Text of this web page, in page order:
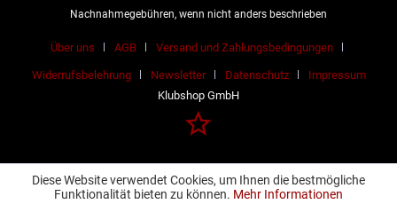
Nachnahmegebühren, wenn nicht anders beschrieben
Über uns AGB Versand und Zahlungsbedingungen
Widerrufsbelehrung Newsletter Datenschutz
Impressum
Klubshop GmbH
Diese Website verwendet Cookies, um Ihnen die bestmögliche
Funktionalität bieten zu können. Mehr Informationen